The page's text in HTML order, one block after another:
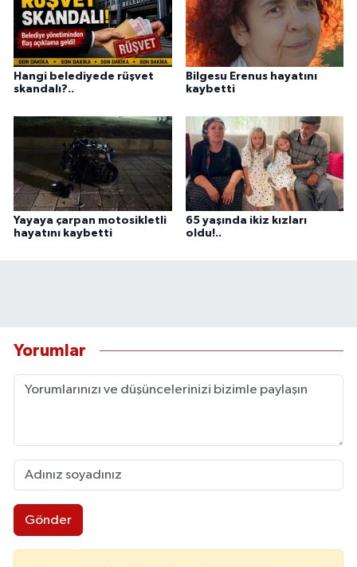
Hangi belediyede rüşvet
skandalı?..
Bilgesu Erenus hayatını
kaybetti
Yayaya çarpan motosikletli
hayatını kaybetti
65 yaşında ikiz kızları
oldu!..
Yorumlar
Gönder